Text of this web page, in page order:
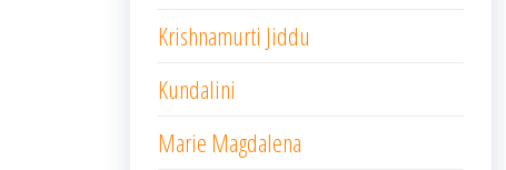
Krishnamurti Jiddu
Kundalini
Marie Magdalena